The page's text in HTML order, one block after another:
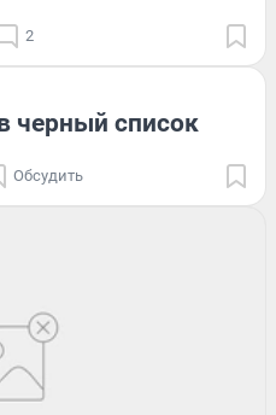
2
черный список
Обсудить